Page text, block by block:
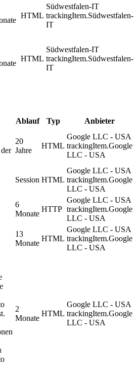
HTML
Südwestfalen-IT
trackingItem.Südwestfalen-
IT
HTML
Südwestfalen-IT
trackingItem.Südwestfalen-
IT
Ablauf Typ Anbieter
20
Jahre
HTML
Google LLC - USA
trackingItem.Google
LLC - USA
Session HTML
Google LLC - USA
trackingItem.Google
LLC - USA
6
Monate
HTTP
Google LLC - USA
trackingItem.Google
LLC - USA
13
Monate
HTML
Google LLC - USA
trackingItem.Google
LLC - USA
2
Monate
HTML
Google LLC - USA
trackingItem.Google
LLC - USA